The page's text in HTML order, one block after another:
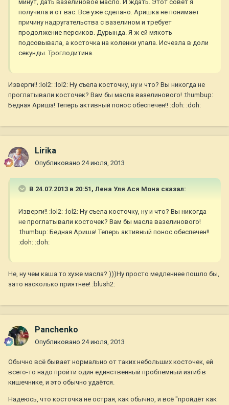
минут, дать вазелиновое масло. И ждать. Этот совет я
получила и от вас. Все уже сделано. Аришка не понимает
причину надругательства с вазелином и требует
продолжение персиков. Дурында. Я ж ей мякоть
подсовывала, а косточка на коленки упала. Исчезла в доли
секунды. Троглодитина.
Изверги!! :lol2: :lol2: Ну съела косточку, ну и что? Вы никогда не
проглатывали косточек? Вам бы масла вазелинового! :thumbup:
Бедная Ариша! Теперь активный понос обеспечен!! :doh: :doh:
Lirika
Опубликовано 24 июля, 2013
В 24.07.2013 в 20:51, Лена Уля Ася Мона сказал:
Изверги!! :lol2: :lol2: Ну съела косточку, ну и что? Вы никогда
не проглатывали косточек? Вам бы масла вазелинового!
:thumbup: Бедная Ариша! Теперь активный понос обеспечен!!
:doh: :doh:
Не, ну чем каша то хуже масла? )))Ну просто медленнее пошло бы,
зато насколько приятнее! :blush2:
Panchenko
Опубликовано 24 июля, 2013
Обычно всё бывает нормально от таких небольших косточек, ей
всего-то надо пройти один единственный проблемный изгиб в
кишечнике, и это обычно удаётся.
Надеюсь, что косточка не острая, как обычно, и всё "пройдёт как